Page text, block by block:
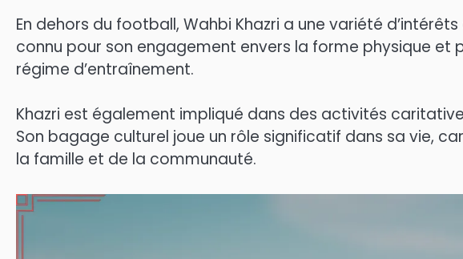
En dehors du football, Wahbi Khazri a une variété
connu pour son engagement envers la forme physique
régime d’entraînement.
Khazri est également impliqué dans des activités
Son bagage culturel joue un rôle significatif dans sa vie,
la famille et de la communauté.